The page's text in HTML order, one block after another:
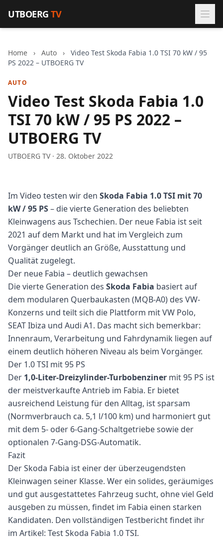
UTBOERGTV
Home › Auto ›
Video Test Skoda Fabia 1.0 TSI 70 kW / 95
PS 2022 – UTBOERG TV
AUTO
Video Test Skoda Fabia 1.0
TSI 70 kW / 95 PS 2022 –
UTBOERG TV
UTBOERG TV · 28. Oktober 2022
Im Video testen wir den Skoda Fabia 1.0 TSI mit 70
kW / 95 PS– die vierte Generation des beliebten
Kleinwagens aus Tschechien. Der neue Fabia ist seit
2021 auf dem Markt und hat im Vergleich zum
Vorgänger deutlich an Größe, Ausstattung und
Qualität zugelegt.
Der neue Fabia – deutlich gewachsen
Die vierte Generation des Skoda Fabia basiert auf
dem modularen Querbaukasten (MQB-A0) des VW-
Konzerns und teilt sich die Plattform mit VW Polo,
SEAT Ibiza und Audi A1. Das macht sich bemerkbar:
Innenraum, Verarbeitung und Fahrdynamik liegen auf
einem deutlich höheren Niveau als beim Vorgänger.
Der 1.0 TSI mit 95 PS
Der 1,0-Liter-Dreizylinder-Turbobenziner mit 95 PS ist
der meistverkaufte Antrieb im Fabia. Er bietet
ausreichend Leistung für den Alltag, ist sparsam
(Normverbrauch ca. 5,1 l/100 km) und harmoniert gut
mit dem 5- oder 6-Gang-Schaltgetriebe sowie der
optionalen 7-Gang-DSG-Automatik.
Fazit
Der Skoda Fabia ist einer der überzeugendsten
Kleinwagen seiner Klasse. Wer ein solides, geräumiges
und gut ausgestattetes Fahrzeug sucht, ohne viel Geld
ausgeben zu müssen, findet im Fabia einen starken
Kandidaten. Den vollständigen Testbericht findet ihr
im Artikel: Test Skoda Fabia 1.0 TSI.